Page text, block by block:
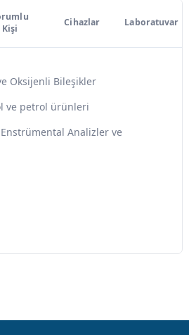
Kişi
Cihazlar Laboratuvar
Oksijenli Bileşikler
ve petrol ürünleri
Enstrümental Analizler ve